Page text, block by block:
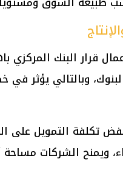
قرار البنك المركزي
وبالتالي يؤثر في
تكلفة التمويل على
ويمنح الشركات مساحة